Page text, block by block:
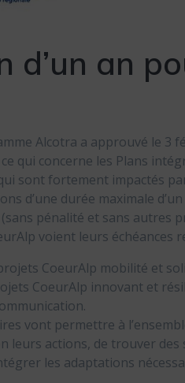
d’un an
Alcotra a approuvé le 3
qui concerne les Plans
sont fortement impactés
d’une durée maximale
pénalité et sans autres
voient leurs échéances
CoeurAlp mobilité et
CoeurAlp innovant et
vont permettre à
leurs actions, de trouver
les adaptations